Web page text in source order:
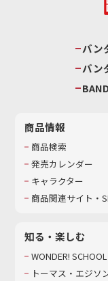
バン
バン
商品情報
商品検索
発売カレンダー
キャラクター
商品関連サイト・
知る・楽しむ
WONDER! SCHOOL
トーマス・エジソ